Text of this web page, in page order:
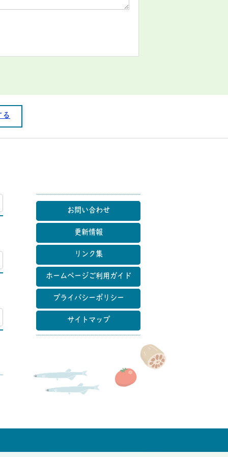
る
マップ
お問い合わせ
更新情報
リンク集
ホームページご利用ガイド
プライバシーポリシー
サイトマップ